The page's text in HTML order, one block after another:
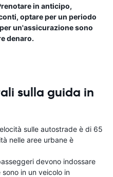
in anticipo,
optare per un periodo
un'assicurazione sono
denaro.
sulla guida in
sulle autostrade è di 65
nelle aree urbane è
devono indossare
in un veicolo in